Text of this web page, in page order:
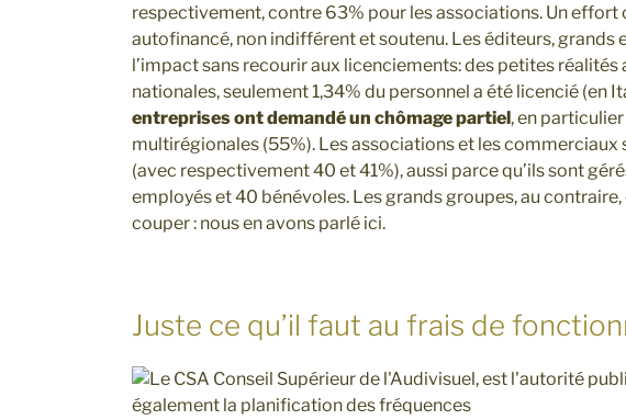
respectivement, contre 63% pour les associations. Un effort
autofinancé, non indifférent et soutenu. Les éditeurs, grands
l’impact sans recourir aux licenciements: des petites réalités
nationales, seulement 1,34% du personnel a été licencié (en
entreprises ont demandé un chômage partiel, en
multirégionales (55%). Les associations et les commerciaux
(avec respectivement 40 et 41%), aussi parce qu’ils sont
employés et 40 bénévoles. Les grands groupes, au
couper : nous en avons parlé ici.
Juste ce qu’il faut au frais de